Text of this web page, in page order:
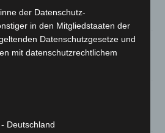
startet zwischen Hannover-West
zurück
der Datenschutz-
in den Mitgliedstaaten der
Datenschutzgesetze und
mit datenschutzrechtlichem
Deutschland